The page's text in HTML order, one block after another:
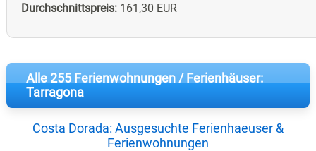
Durchschnittspreis:161,30 EUR
Alle 255 Ferienwohnungen / Ferienhäuser:
Tarragona
Costa Dorada: Ausgesuchte Ferienhaeuser &
Ferienwohnungen